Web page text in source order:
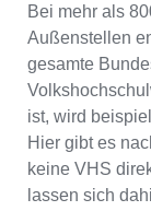
Bei mehr als
Außenstellen
gesamte
ist, wird
Hier gibt es
keine VHS
lassen sich